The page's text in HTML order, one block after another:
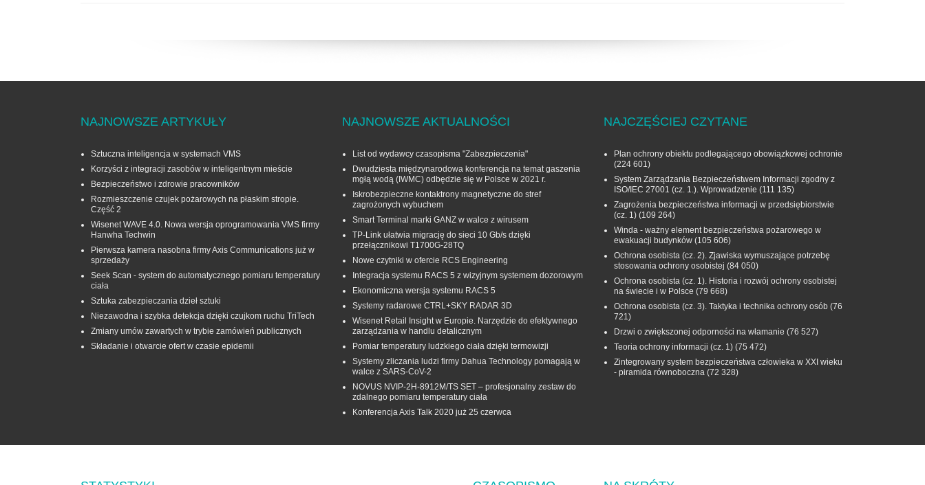
NAJNOWSZE ARTYKUŁY
Sztuczna inteligencja w systemach VMS
Korzyści z integracji zasobów w inteligentnym mieście
Bezpieczeństwo i zdrowie pracowników
Rozmieszczenie czujek pożarowych na płaskim stropie.
Część 2
Wisenet WAVE 4.0. Nowa wersja oprogramowania VMS firmy
Hanwha Techwin
Pierwsza kamera nasobna firmy Axis Communications już w
sprzedaży
Seek Scan - system do automatycznego pomiaru temperatury
ciała
Sztuka zabezpieczania dzieł sztuki
Niezawodna i szybka detekcja dzięki czujkom ruchu TriTech
Zmiany umów zawartych w trybie zamówień publicznych
Składanie i otwarcie ofert w czasie epidemii
NAJNOWSZE AKTUALNOŚCI
List od wydawcy czasopisma "Zabezpieczenia"
Dwudziesta międzynarodowa konferencja na temat gaszenia
mgłą wodą (IWMC) odbędzie się w Polsce w 2021 r.
Iskrobezpieczne kontaktrony magnetyczne do stref
zagrożonych wybuchem
Smart Terminal marki GANZ w walce z wirusem
TP-Link ułatwia migrację do sieci 10 Gb/s dzięki
przełącznikowi T1700G‑28TQ
Nowe czytniki w ofercie RCS Engineering
Integracja systemu RACS 5 z wizyjnym systemem dozorowym
Ekonomiczna wersja systemu RACS 5
Systemy radarowe CTRL+SKY RADAR 3D
Wisenet Retail Insight w Europie. Narzędzie do efektywnego
zarządzania w handlu detalicznym
Pomiar temperatury ludzkiego ciała dzięki termowizji
Systemy zliczania ludzi firmy Dahua Technology pomagają w
walce z SARS-CoV-2
NOVUS NVIP-2H-8912M/TS SET – profesjonalny zestaw do
zdalnego pomiaru temperatury ciała
Konferencja Axis Talk 2020 już 25 czerwca
NAJCZĘŚCIEJ CZYTANE
Plan ochrony obiektu podlegającego obowiązkowej ochronie
(224 601)
System Zarządzania Bezpieczeństwem Informacji zgodny z
ISO/IEC 27001 (cz. 1.). Wprowadzenie (111 135)
Zagrożenia bezpieczeństwa informacji w przedsiębiorstwie
(cz. 1) (109 264)
Winda - ważny element bezpieczeństwa pożarowego w
ewakuacji budynków (105 606)
Ochrona osobista (cz. 2). Zjawiska wymuszające potrzebę
stosowania ochrony osobistej (84 050)
Ochrona osobista (cz. 1). Historia i rozwój ochrony osobistej
na świecie i w Polsce (79 668)
Ochrona osobista (cz. 3). Taktyka i technika ochrony osób (76
721)
Drzwi o zwiększonej odporności na włamanie (76 527)
Teoria ochrony informacji (cz. 1) (75 472)
Zintegrowany system bezpieczeństwa człowieka w XXI wieku
- piramida równoboczna (72 328)